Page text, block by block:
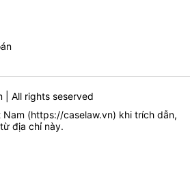
| All rights seserved
Nam (https://caselaw.vn) khi trích dẫn,
địa chỉ này.